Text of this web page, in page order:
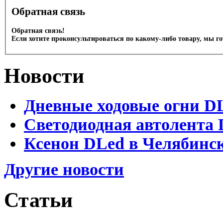
Обратная связь
Обратная связь!
Если хотите проконсультироваться по какому-либо товару, мы
Новости
Дневные ходовые огни
Светодиодная
Ксенон DLed в
Другие новости
Статьи